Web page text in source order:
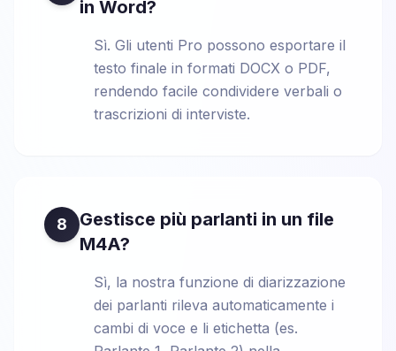
in Word?
Sì. Gli utenti Pro possono esportare il
testo finale in formati DOCX o PDF,
rendendo facile condividere verbali o
trascrizioni di interviste.
8
Gestisce più parlanti in un file
M4A?
Sì, la nostra funzione di diarizzazione
dei parlanti rileva automaticamente i
cambi di voce e li etichetta (es.